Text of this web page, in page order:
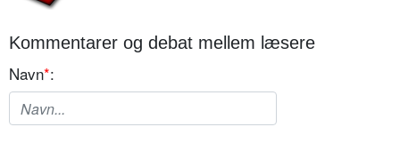
Kommentarer og debat mellem læsere
Navn*: